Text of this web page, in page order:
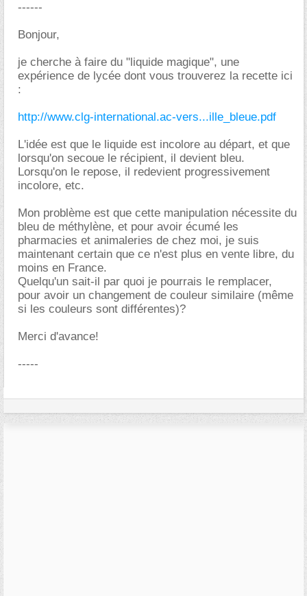
------
Bonjour,
je cherche à faire du "liquide magique", une
expérience de lycée dont vous trouverez la recette ici
:
http://www.clg-international.ac-vers...ille_bleue.pdf
L'idée est que le liquide est incolore au départ, et que
lorsqu'on secoue le récipient, il devient bleu.
Lorsqu'on le repose, il redevient progressivement
incolore, etc.
Mon problème est que cette manipulation nécessite du
bleu de méthylène, et pour avoir écumé les
pharmacies et animaleries de chez moi, je suis
maintenant certain que ce n'est plus en vente libre, du
moins en France.
Quelqu'un sait-il par quoi je pourrais le remplacer,
pour avoir un changement de couleur similaire (même
si les couleurs sont différentes)?
Merci d'avance!
-----